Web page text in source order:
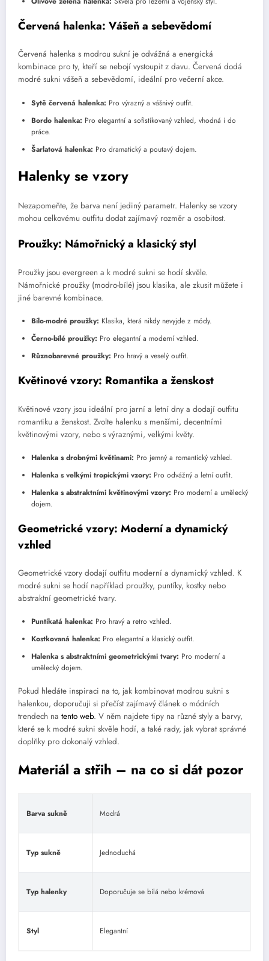
Červená halenka: Vášeň a sebevědomí
Červená halenka s modrou sukní je odvážná a energická
kombinace pro ty, kteří se nebojí vystoupit z davu. Červená dodá
modré sukni vášeň a sebevědomí, ideální pro večerní akce.
Sytě červená halenka: Pro výrazný a vášnivý outfit.
Bordo halenka: Pro elegantní a sofistikovaný vzhled, vhodná i do
práce.
Šarlatová halenka: Pro dramatický a poutavý dojem.
Halenky se vzory
Nezapomeňte, že barva není jediný parametr. Halenky se vzory
mohou celkovému outfitu dodat zajímavý rozměr a osobitost.
Proužky: Námořnický a klasický styl
Proužky jsou evergreen a k modré sukni se hodí skvěle.
Námořnické proužky (modro-bílé) jsou klasika, ale zkusit můžete i
jiné barevné kombinace.
Bílo-modré proužky: Klasika, která nikdy nevyjde z módy.
Černo-bílé proužky: Pro elegantní a moderní vzhled.
Různobarevné proužky: Pro hravý a veselý outfit.
Květinové vzory: Romantika a ženskost
Květinové vzory jsou ideální pro jarní a letní dny a dodají outfitu
romantiku a ženskost. Zvolte halenku s menšími, decentními
květinovými vzory, nebo s výraznými, velkými květy.
Halenka s drobnými květinami: Pro jemný a romantický vzhled.
Halenka s velkými tropickými vzory: Pro odvážný a letní outfit.
Halenka s abstraktními květinovými vzory: Pro moderní a umělecký
dojem.
Geometrické vzory: Moderní a dynamický
vzhled
Geometrické vzory dodají outfitu moderní a dynamický vzhled. K
modré sukni se hodí například proužky, puntíky, kostky nebo
abstraktní geometrické tvary.
Puntíkatá halenka: Pro hravý a retro vzhled.
Kostkovaná halenka: Pro elegantní a klasický outfit.
Halenka s abstraktními geometrickými tvary: Pro moderní a
umělecký dojem.
Pokud hledáte inspiraci na to, jak kombinovat modrou sukni s
halenkou, doporučuji si přečíst zajímavý článek o módních
trendech na tento web. V něm najdete tipy na různé styly a barvy,
které se k modré sukni skvěle hodí, a také rady, jak vybrat správné
doplňky pro dokonalý vzhled.
Materiál a střih – na co si dát pozor
Barva sukně Modrá
Typ sukně Jednoduchá
Typ halenky Doporučuje se bílá nebo krémová
Styl Elegantní